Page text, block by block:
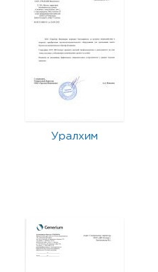
Уралхим